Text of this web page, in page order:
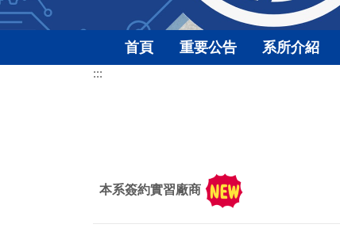
首頁 重要公告 系所介紹
:::
本系簽約實習廠商